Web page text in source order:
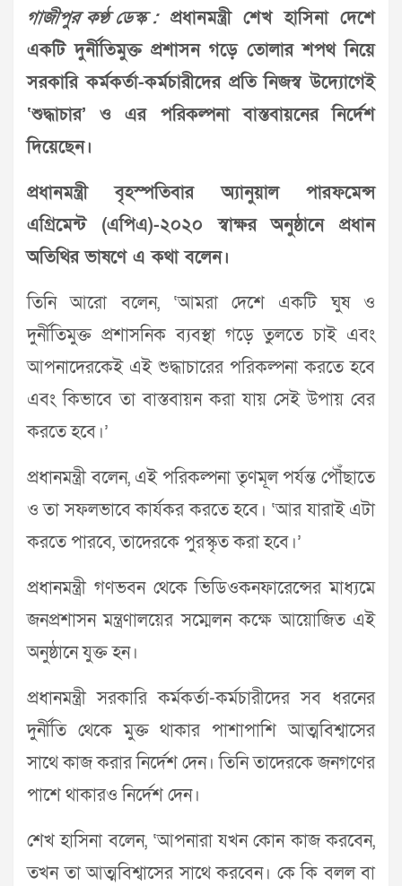
গাজীপুর কণ্ঠ ডেস্ক :প্রধানমন্ত্রী শেখ হাসিনা দেশে
একটি দুর্নীতিমুক্ত প্রশাসন গড়ে তোলার শপথ নিয়ে
সরকারি কর্মকর্তা-কর্মচারীদের প্রতি নিজস্ব উদ্যোগেই
‘শুদ্ধাচার’ ও এর পরিকল্পনা বাস্তবায়নের নির্দেশ
দিয়েছেন।
প্রধানমন্ত্রী বৃহস্পতিবার অ্যানুয়াল পারফমেন্স
এগ্রিমেন্ট (এপিএ)-২০২০ স্বাক্ষর অনুষ্ঠানে প্রধান
অতিথির ভাষণে এ কথা বলেন।
তিনি আরো বলেন, ‘আমরা দেশে একটি ঘুষ ও
দুর্নীতিমুক্ত প্রশাসনিক ব্যবস্থা গড়ে তুলতে চাই এবং
আপনাদেরকেই এই শুদ্ধাচারের পরিকল্পনা করতে হবে
এবং কিভাবে তা বাস্তবায়ন করা যায় সেই উপায় বের
করতে হবে।’
প্রধানমন্ত্রী বলেন, এই পরিকল্পনা তৃণমূল পর্যন্ত পৌঁছাতে
ও তা সফলভাবে কার্যকর করতে হবে। ‘আর যারাই এটা
করতে পারবে, তাদেরকে পুরস্কৃত করা হবে।’
প্রধানমন্ত্রী গণভবন থেকে ভিডিওকনফারেন্সের মাধ্যমে
জনপ্রশাসন মন্ত্রণালয়ের সম্মেলন কক্ষে আয়োজিত এই
অনুষ্ঠানে যুক্ত হন।
প্রধানমন্ত্রী সরকারি কর্মকর্তা-কর্মচারীদের সব ধরনের
দুর্নীতি থেকে মুক্ত থাকার পাশাপাশি আত্মবিশ্বাসের
সাথে কাজ করার নির্দেশ দেন। তিনি তাদেরকে জনগণের
পাশে থাকারও নির্দেশ দেন।
শেখ হাসিনা বলেন, ‘আপনারা যখন কোন কাজ করবেন,
তখন তা আত্মবিশ্বাসের সাথে করবেন। কে কি বলল বা